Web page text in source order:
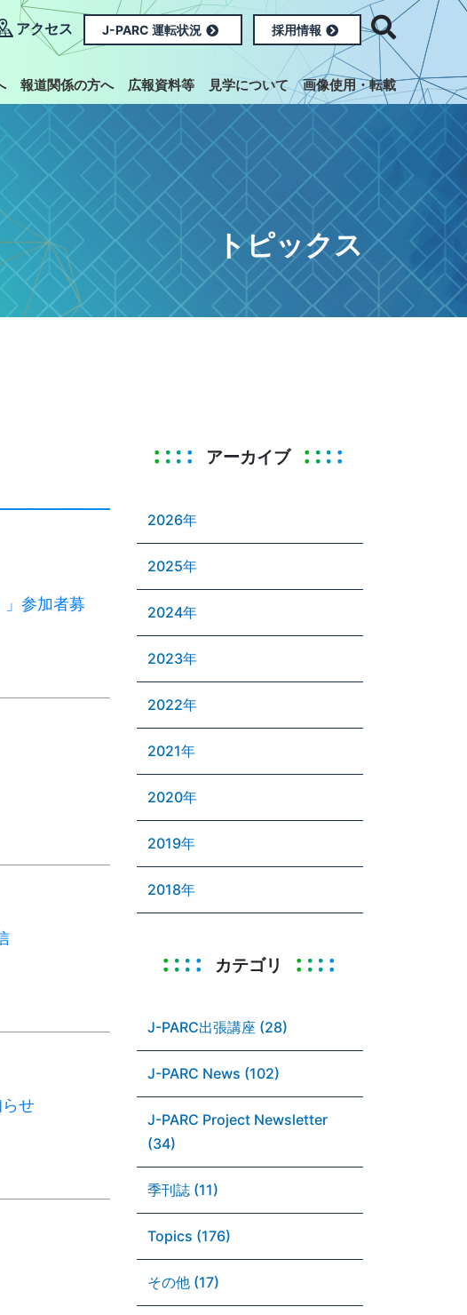
アクセス J-PARC 運転状況 採用情報
報道関係の方へ 広報資料等 見学について 画像使用・転載
トピックス
参加者募
せ
アーカイブ
2026年
2025年
2024年
2023年
2022年
2021年
2020年
2019年
2018年
カテゴリ
J-PARC出張講座 (28)
J-PARC News (102)
J-PARC Project Newsletter
(34)
季刊誌 (11)
Topics (176)
その他 (17)